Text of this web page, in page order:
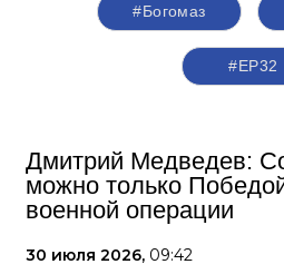
#Богомаз
#ЕР32
Дмитрий Медведев:
можно только
военной операции
30 июля 2026, 09:42